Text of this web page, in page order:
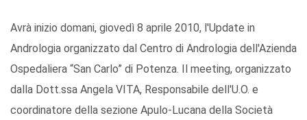
Avrà inizio domani, giovedì 8 aprile 2010, l'Update in
Andrologia organizzato dal Centro di Andrologia dell'Azienda
Ospedaliera “San Carlo” di Potenza. Il meeting, organizzato
dalla Dott.ssa Angela VITA, Responsabile dell'U.O. e
coordinatore della sezione Apulo-Lucana della Società